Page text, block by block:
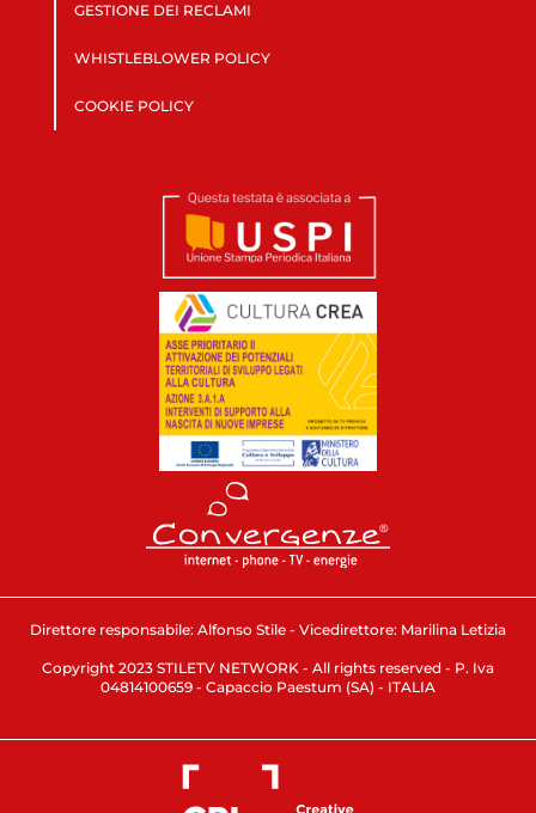
GESTIONE DEI RECLAMI
WHISTLEBLOWER POLICY
COOKIE POLICY
Direttore responsabile: Alfonso Stile - Vicedirettore: Marilina Letizia
Copyright 2023 STILETV NETWORK - All rights reserved - P. Iva
04814100659 - Capaccio Paestum (SA) - ITALIA